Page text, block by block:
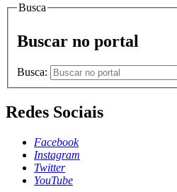
Busca
Buscar no portal
Busca:
Redes Sociais
Facebook
Instagram
Twitter
YouTube